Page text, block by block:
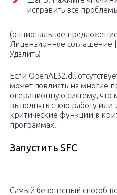
исправить все
(опциональное
Лицензионное соглашение |
Удалить)
Если OpenAL32.dll
может повлиять на многие
операционную систему, что
выполнять свою работу или
критические функции в
программах.
Запустить SFC
Самый безопасный способ